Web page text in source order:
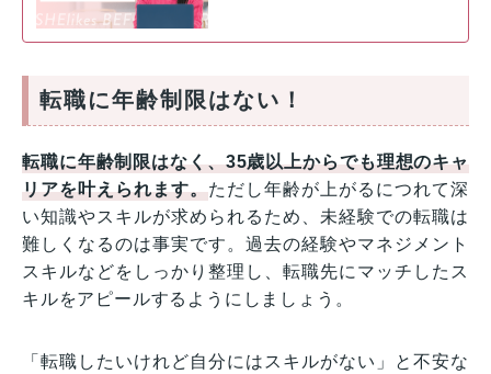
転職に年齢制限はない！
転職に年齢制限はなく、35歳以上からでも理想のキャ
リアを叶えられます。ただし年齢が上がるにつれて深
い知識やスキルが求められるため、未経験での転職は
難しくなるのは事実です。過去の経験やマネジメント
スキルなどをしっかり整理し、転職先にマッチしたス
キルをアピールするようにしましょう。
「転職したいけれど自分にはスキルがない」と不安な